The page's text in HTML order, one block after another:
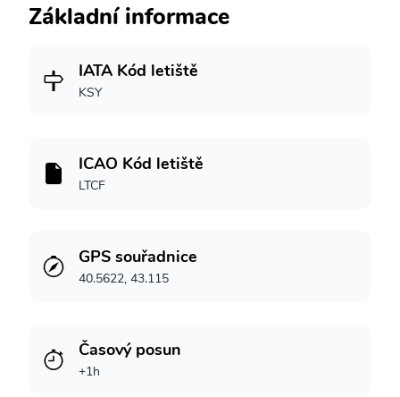
Základní informace
IATA Kód letiště
KSY
ICAO Kód letiště
LTCF
GPS souřadnice
40.5622, 43.115
Časový posun
+1h